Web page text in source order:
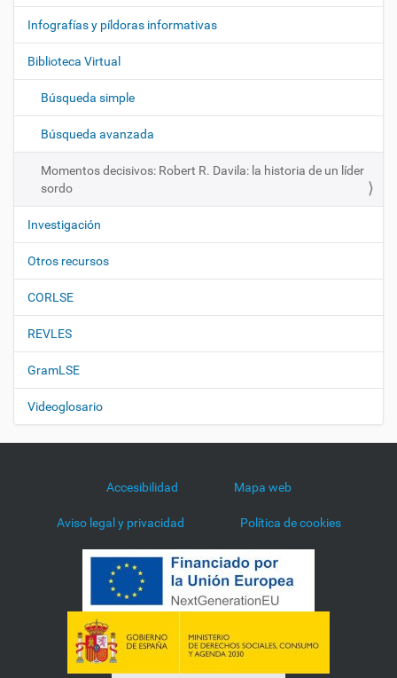
e
g
a
i
n
Infografías y píldoras informativas
Biblioteca Virtual
Búsqueda simple
Búsqueda avanzada
Momentos decisivos: Robert R. Davila: la historia de un líder
sordo
Investigación
Otros recursos
CORLSE
REVLES
GramLSE
Videoglosario
Accesibilidad Mapa web
Aviso legal y privacidad Política de cookies